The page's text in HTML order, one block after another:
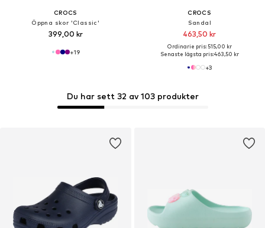
CROCS
Öppna skor 'Classic'
399,00 kr
+19
CROCS
Sandal
463,50 kr
Ordinarie pris: 515,00 kr
Senaste lägsta pris:463,50 kr
+3
Du har sett 32 av 103 produkter